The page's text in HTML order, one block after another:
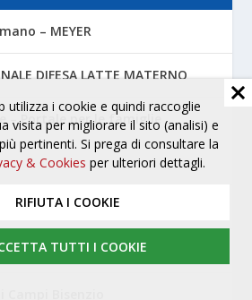
– MEYER
DIFESA LATTE MATERNO
– Portale per le famiglie
Allattamento Materno Italiano
utilizza i cookie e quindi raccoglie
visita per migliorare il sito (analisi) e
pertinenti. Si prega di consultare la
& Cookies per ulteriori dettagli.
RIFIUTA I COOKIE
TUTTI I COOKIE